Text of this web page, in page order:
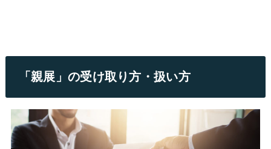
「親展」の受け取り方・扱い方